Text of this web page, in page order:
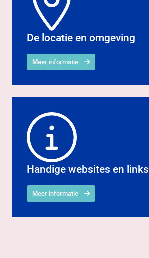
De locatie en omgeving
Meer informatie
Handige websites en links
Meer informatie